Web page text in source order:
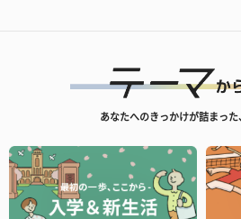
あなたへのきっかけが詰まった